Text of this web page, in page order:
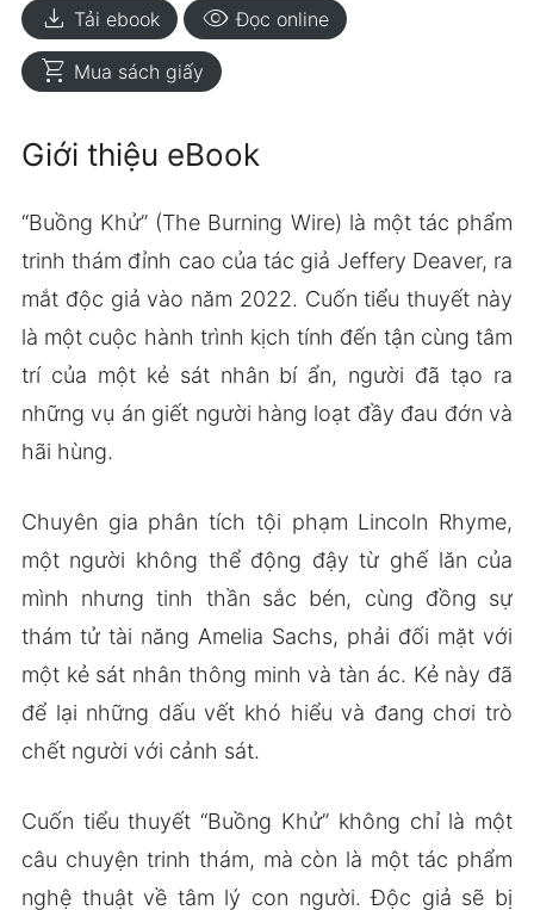
download Tải ebook visibility Đọc online
shopping_cart Mua sách giấy
Giới thiệu eBook
“Buồng Khử” (The Burning Wire) là một tác phẩm
trinh thám đỉnh cao của tác giả Jeffery Deaver, ra
mắt độc giả vào năm 2022. Cuốn tiểu thuyết này
là một cuộc hành trình kịch tính đến tận cùng tâm
trí của một kẻ sát nhân bí ẩn, người đã tạo ra
những vụ án giết người hàng loạt đầy đau đớn và
hãi hùng.
Chuyên gia phân tích tội phạm Lincoln Rhyme,
một người không thể động đậy từ ghế lăn của
mình nhưng tinh thần sắc bén, cùng đồng sự
thám tử tài năng Amelia Sachs, phải đối mặt với
một kẻ sát nhân thông minh và tàn ác. Kẻ này đã
để lại những dấu vết khó hiểu và đang chơi trò
chết người với cảnh sát.
Cuốn tiểu thuyết “Buồng Khử” không chỉ là một
câu chuyện trinh thám, mà còn là một tác phẩm
nghệ thuật về tâm lý con người. Độc giả sẽ bị